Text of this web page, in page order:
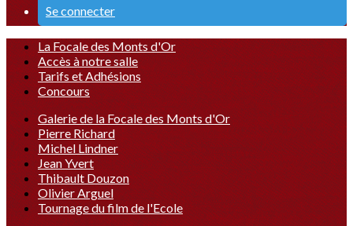
Se connecter
La Focale des Monts d'Or
Accès à notre salle
Tarifs et Adhésions
Concours
Galerie de la Focale des Monts d'Or
Pierre Richard
Michel Lindner
Jean Yvert
Thibault Douzon
Olivier Arguel
Tournage du film de l'Ecole